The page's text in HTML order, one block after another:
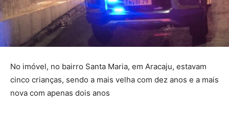
No imóvel, no bairro Santa Maria, em Aracaju, estavam
cinco crianças, sendo a mais velha com dez anos e a mais
nova com apenas dois anos